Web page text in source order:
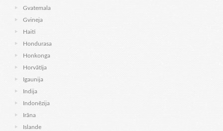
Gvatemala
Gvineja
Haiti
Hondurasa
Honkonga
Horvātija
Igaunija
Indija
Indonēzija
Irāna
Islande